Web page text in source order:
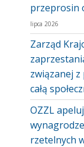
przeprosin
lipca 2026
Zarząd
związanej
całą
OZZL
rzetelnych